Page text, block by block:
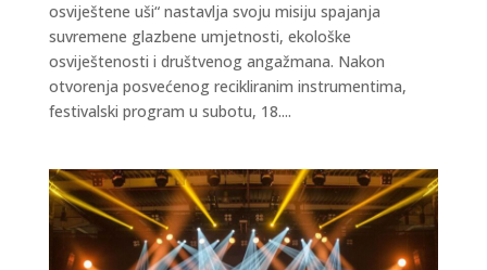
osviještene uši“ nastavlja svoju misiju spajanja
suvremene glazbene umjetnosti, ekološke
osviještenosti i društvenog angažmana. Nakon
otvorenja posvećenog recikliranim instrumentima,
festivalski program u subotu, 18....